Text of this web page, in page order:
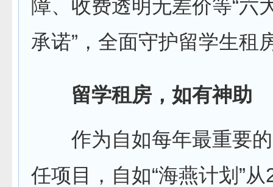
障、收费透明无差价等“六
承诺”，全面守护留学生租
留学租房，如有神助
作为自如每年最重要的
任项目，自如“海燕计划”